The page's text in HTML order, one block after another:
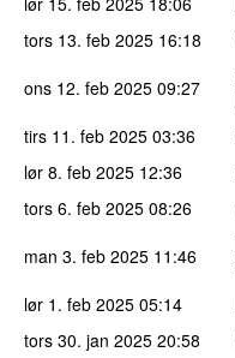
tors 13. feb 2025 16:18
ons 12. feb 2025 09:27
tirs 11. feb 2025 03:36
lør 8. feb 2025 12:36
tors 6. feb 2025 08:26
man 3. feb 2025 11:46
lør 1. feb 2025 05:14
tors 30. jan 2025 20:58